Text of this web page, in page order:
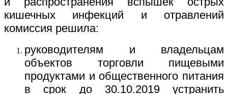
кишечных инфекций и отравлений
комиссия решила:
руководителям и владельцам
объектов торговли пищевыми
продуктами и общественного питания
в срок до 30.10.2019 устранить